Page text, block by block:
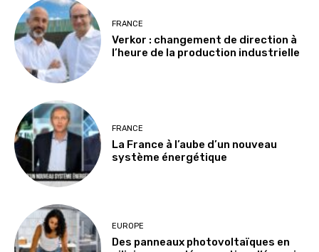
FRANCE
Verkor : changement de direction à
l’heure de la production industrielle
FRANCE
La France à l’aube d’un nouveau
système énergétique
EUROPE
Des panneaux photovoltaïques en